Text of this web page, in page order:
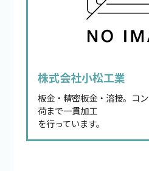
株式会社小松工業
板金・精密板金・溶接。コ
荷まで一貫加工
を行っています。